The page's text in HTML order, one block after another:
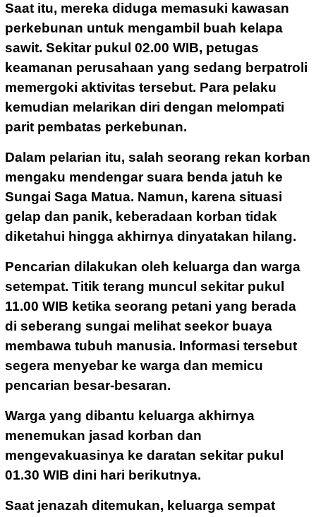
Saat itu, mereka diduga memasuki kawasan
perkebunan untuk mengambil buah kelapa
sawit. Sekitar pukul 02.00 WIB, petugas
keamanan perusahaan yang sedang berpatroli
memergoki aktivitas tersebut. Para pelaku
kemudian melarikan diri dengan melompati
parit pembatas perkebunan.
Dalam pelarian itu, salah seorang rekan korban
mengaku mendengar suara benda jatuh ke
Sungai Saga Matua. Namun, karena situasi
gelap dan panik, keberadaan korban tidak
diketahui hingga akhirnya dinyatakan hilang.
Pencarian dilakukan oleh keluarga dan warga
setempat. Titik terang muncul sekitar pukul
11.00 WIB ketika seorang petani yang berada
di seberang sungai melihat seekor buaya
membawa tubuh manusia. Informasi tersebut
segera menyebar ke warga dan memicu
pencarian besar-besaran.
Warga yang dibantu keluarga akhirnya
menemukan jasad korban dan
mengevakuasinya ke daratan sekitar pukul
01.30 WIB dini hari berikutnya.
Saat jenazah ditemukan, keluarga sempat